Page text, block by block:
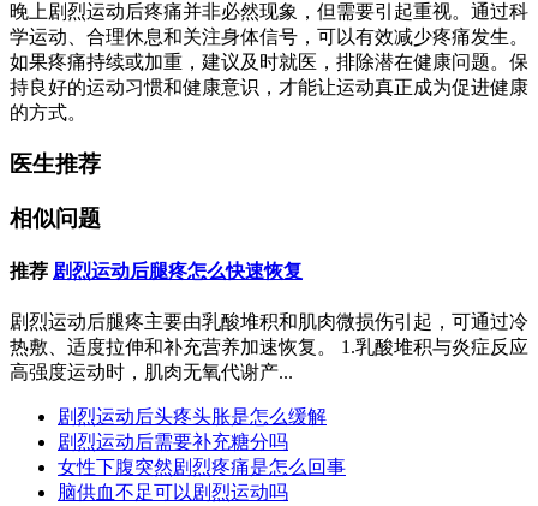
晚上剧烈运动后疼痛并非必然现象，但需要引起重视。通过科
学运动、合理休息和关注身体信号，可以有效减少疼痛发生。
如果疼痛持续或加重，建议及时就医，排除潜在健康问题。保
持良好的运动习惯和健康意识，才能让运动真正成为促进健康
的方式。
医生推荐
相似问题
推荐 剧烈运动后腿疼怎么快速恢复
剧烈运动后腿疼主要由乳酸堆积和肌肉微损伤引起，可通过冷
热敷、适度拉伸和补充营养加速恢复。 1.乳酸堆积与炎症反应
高强度运动时，肌肉无氧代谢产...
剧烈运动后头疼头胀是怎么缓解
剧烈运动后需要补充糖分吗
女性下腹突然剧烈疼痛是怎么回事
脑供血不足可以剧烈运动吗